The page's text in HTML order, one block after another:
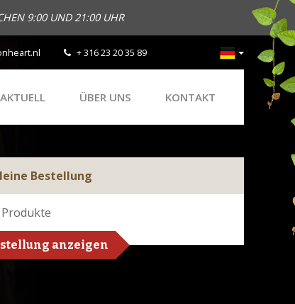
9:00 UND 21:00 UHR
+ 316 23 20 35 89
AKTUELL ÜBER UNS KONTAKT
Bestellung
Produkte
anzeigen